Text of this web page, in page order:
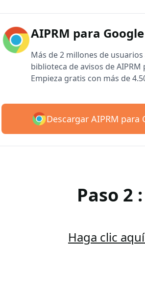
AIPRM para
Más de 2 millones de
biblioteca de avisos de AIPRM
Empieza gratis con más de
Descargar AIPRM para
Paso 2
Haga clic